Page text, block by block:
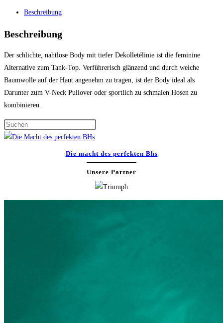
Beschreibung
Beschreibung
Der schlichte, nahtlose Body mit tiefer Dekolletélinie ist die feminine
Alternative zum Tank-Top. Verführerisch glänzend und durch weiche
Baumwolle auf der Haut angenehm zu tragen, ist der Body ideal als
Darunter zum V-Neck Pullover oder sportlich zu schmalen Hosen zu
kombinieren.
close
the
search
panel.
Die macht des perfekten Bhs
Unsere Partner